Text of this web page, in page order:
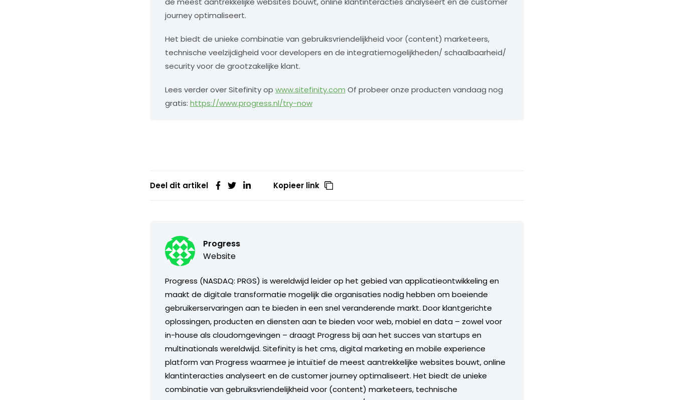
journey optimaliseert.
Het biedt de unieke combinatie van gebruiksvriendelijkheid voor (content) marketeers,
technische veelzijdigheid voor developers en de integratiemogelijkheden/ schaalbaarheid/
security voor de grootzakelijke klant.
Lees verder over Sitefinity op www.sitefinity.com Of probeer onze producten vandaag nog
gratis: https://www.progress.nl/try-now
Deel dit artikel Kopieer link
Progress
Website
Progress (NASDAQ: PRGS) is wereldwijd leider op het gebied van applicatieontwikkeling en
maakt de digitale transformatie mogelijk die organisaties nodig hebben om boeiende
gebruikerservaringen aan te bieden in een snel veranderende markt. Door klantgerichte
oplossingen, producten en diensten aan te bieden voor web, mobiel en data – zowel voor
in-house als cloudomgevingen – draagt Progress bij aan het succes van startups en
multinationals wereldwijd. Sitefinity is het cms, digital marketing en mobile experience
platform van Progress waarmee je intuïtief de meest aantrekkelijke websites bouwt, online
klantinteracties analyseert en de customer journey optimaliseert. Het biedt de unieke
combinatie van gebruiksvriendelijkheid voor (content) marketeers, technische